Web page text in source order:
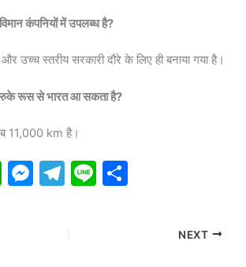
कंपनियों में उपलब्ध है?
उच्च स्तरीय सरकारी दौरे के लिए ही बनाया गया है।
रुके रूस से भारत आ सकता है?
11,000 km है।
W M T
e
gr
Li
NEXT